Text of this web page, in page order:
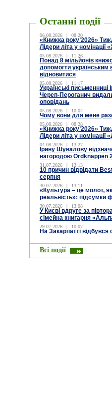
Останні події
06.08.2026 | 08:20
«Книжка року’2026»
Лідери літа у номінації
05.08.2026 | 11:26
Понад 8 мільйонів
допомогти українським
відновитися
05.08.2026 | 11:17
Українські письменниці
Череп-Пероганич
оповідань
05.08.2026 | 10:04
Чому вони для мене
05.08.2026 | 08:28
«Книжка року’2026»
Лідери літа у номінації
04.08.2026 | 13:27
Ірину Шувалову
нагородою Ordknappen
31.07.2026 | 13:13
10 причин відвідати
серпня
30.07.2026 | 13:11
«Культура – це молот,
реальність»: підсумки
30.07.2026 | 13:08
У Києві вдруге за
сімейна книгарня
29.07.2026 | 10:07
На Закарпатті
Всі події